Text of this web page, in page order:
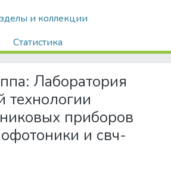
и коллекции
Статистика
Научные группы / Коллаборации
Лаборатория комплексной технологии полупроводниковых приборов центра радиофотоники и свч-технологий
Лаборатория
технологии
приборов
и свч-